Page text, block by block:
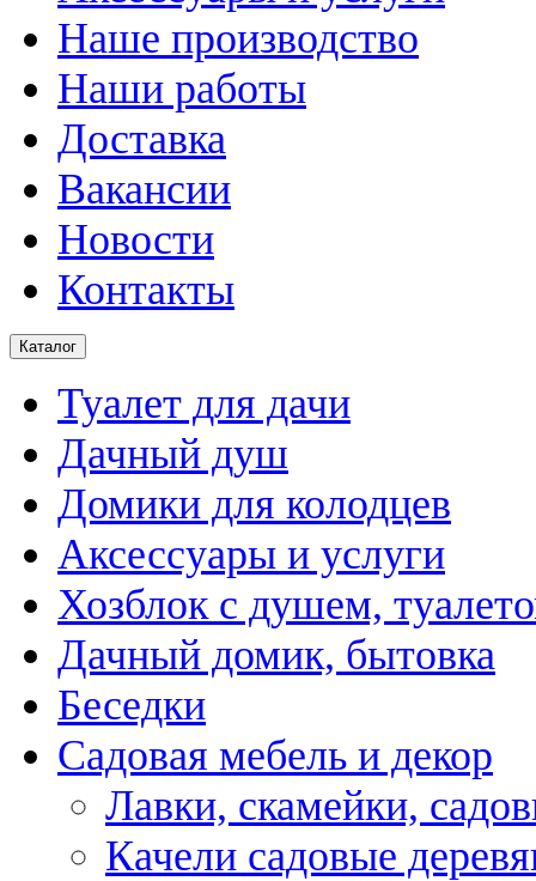
Наше производство
Наши работы
Доставка
Вакансии
Новости
Контакты
Каталог
Туалет для дачи
Дачный душ
Домики для колодцев
Аксессуары и услуги
Хозблок с душем,
Дачный домик, бытовка
Беседки
Садовая мебель и декор
Лавки, скамейки,
Качели садовые